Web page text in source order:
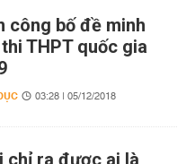
công bố đề minh
THPT quốc gia
03:28 | 05/12/2018
chỉ ra được ai là